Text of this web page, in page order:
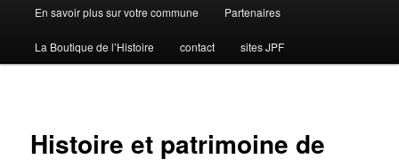
principal
En savoir plus sur votre commune Partenaires
La Boutique de l’Histoire contact sites JPF
Histoire et patrimoine de